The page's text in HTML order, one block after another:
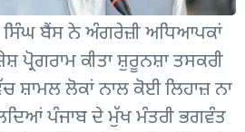
ਬੈਂਸ ਨੇ ਅੰਗਰੇਜ਼ੀ ਅਧਿਆਪਕਾਂ
ਪ੍ਰੋਗਰਾਮ ਕੀਤਾ ਸ਼ੁਰੂਨਸ਼ਾ ਤਸਕਰੀ
ਸ਼ਾਮਲ ਲੋਕਾਂ ਨਾਲ ਕੋਈ ਲਿਹਾਜ਼ ਨਾ
ਪੰਜਾਬ ਦੇ ਮੁੱਖ ਮੰਤਰੀ ਭਗਵੰਤ